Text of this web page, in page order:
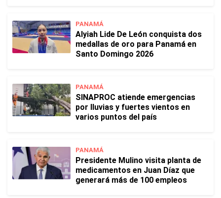
PANAMÁ
Alyiah Lide De León conquista dos
medallas de oro para Panamá en
Santo Domingo 2026
PANAMÁ
SINAPROC atiende emergencias
por lluvias y fuertes vientos en
varios puntos del país
PANAMÁ
Presidente Mulino visita planta de
medicamentos en Juan Díaz que
generará más de 100 empleos